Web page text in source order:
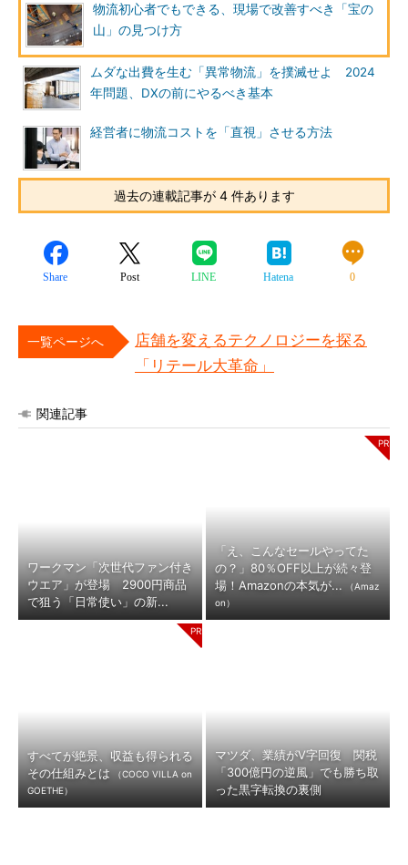
物流初心者でもできる、現場で改善すべき「宝の
山」の見つけ方
ムダな出費を生む「異常物流」を撲滅せよ 2024
年問題、DXの前にやるべき基本
経営者に物流コストを「直視」させる方法
過去の連載記事が 4 件あります
Share Post LINE Hatena 0
一覧ページへ
店舗を変えるテクノロジーを探る
「リテール大革命」
関連記事
ワークマン「次世代ファン付き
ウエア」が登場 2900円商品
で狙う「日常使い」の新...
「え、こんなセールやってた
の？」80％OFF以上が続々登
場！Amazonの本気が...
（Amaz
on）
すべてが絶景、収益も得られる
その仕組みとは
（COCO VILLA on
GOETHE）
マツダ、業績がV字回復 関税
「300億円の逆風」でも勝ち取
った黒字転換の裏側